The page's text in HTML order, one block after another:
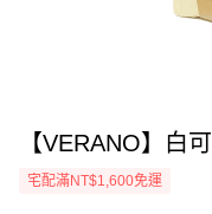
【VERANO】白
宅配滿NT$1,600免運